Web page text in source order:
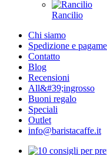
Rancilio
Chi siamo
Spedizione e
Contatto
Blog
Recensioni
All&#39;ingrosso
Buoni regalo
Speciali
Outlet
info@baristacaffe.it